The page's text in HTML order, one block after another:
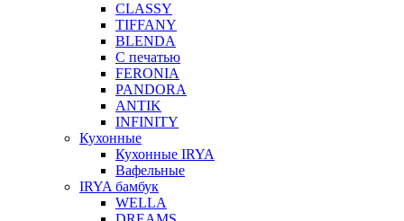
CLASSY
TIFFANY
BLENDA
С печатью
FERONIA
PANDORA
ANTIK
INFINITY
Кухонные
Кухонные IRYA
Вафельные
IRYA бамбук
WELLA